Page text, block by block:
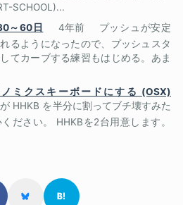
SCHOOL)...
～60日
4年前
プッシュが安定
るようになったので、プッシュスタ
てカーブする練習もはじめる。あま
ミクスキーボードにする (OSX)
HHKB を半分に割ってブチ壊すみた
ださい。 HHKBを2台用意します。